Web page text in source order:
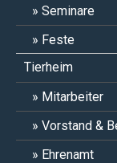
Seminare
Feste
Tierheim
Mitarbeiter
Vorstand &
Ehrenamt